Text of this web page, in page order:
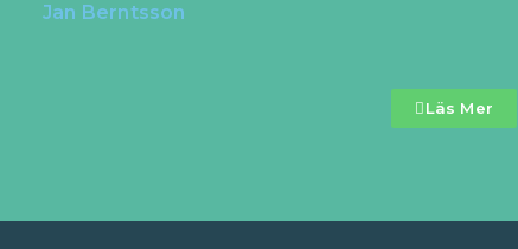
Jan Berntsson
Läs Mer